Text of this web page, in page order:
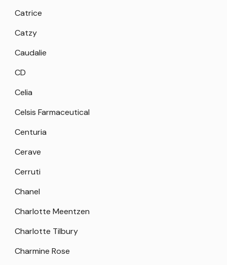
Catrice
Catzy
Caudalie
CD
Celia
Celsis Farmaceutical
Centuria
Cerave
Cerruti
Chanel
Charlotte Meentzen
Charlotte Tilbury
Charmine Rose